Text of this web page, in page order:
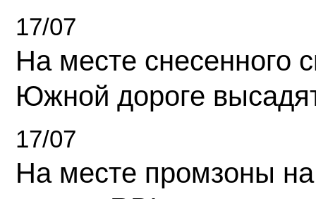
17/07
На месте снесенного
Южной дороге
17/07
На месте промзоны